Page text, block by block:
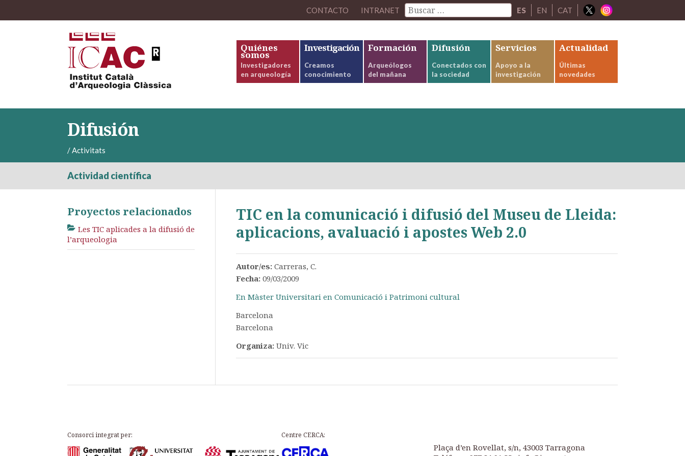
CONTACTO INTRANET ES EN CAT
Quiénes
somos
Investigadores
en arqueología
Investigación
Creamos
conocimiento
Formación
Arqueólogos
del mañana
Difusión
Conectados con
la sociedad
Servicios
Apoyo a la
investigación
Actualidad
Últimas
novedades
Difusión
/Activitats
Actividad científica
TIC en la comunicació i difusió del Museu de Lleida:
aplicacions, avaluació i apostes Web 2.0
Autor/es: Carreras, C.
Fecha: 09/03/2009
En Màster Universitari en Comunicació i Patrimoni cultural
Barcelona
Barcelona
Organiza: Univ. Vic
Proyectos relacionados
Les TIC aplicades a la difusió de
l’arqueologia
Consorci integrat per: Centre CERCA:
Plaça d’en Rovellat, s/n, 43003 Tarragona